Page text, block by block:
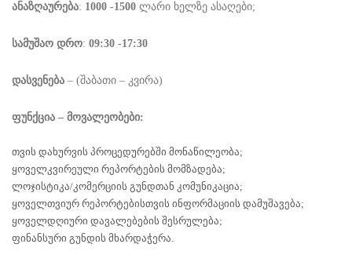
ანაზღაურება: 1000 -1500 ლარი ხელზე ასაღები;
სამუშაო დრო: 09:30 -17:30
დასვენება – (შაბათი – კვირა)
ფუნქცია – მოვალეობები:
თვის დახურვის პროცედურებში მონაწილეობა;
ყოველკვირეული რეპორტების მომზადება;
ლოჯისტიკა/კომერციის გუნდთან კომუნიკაცია;
ყოველთვიურ რეპორტებისთვის ინფორმაციის დამუშავება;
ყოველდღიური დავალებების შესრულება;
ფინანსური გუნდის მხარდაჭერა.